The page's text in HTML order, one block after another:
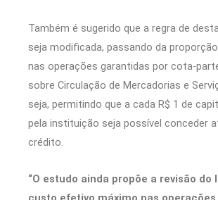
Também é sugerido que a regra de
seja modificada, passando da
nas operações garantidas por cota-
sobre Circulação de Mercadorias e
seja, permitindo que a cada R$ 1 de
pela instituição seja possível conceder
crédito.
“O estudo ainda propõe a revisão do